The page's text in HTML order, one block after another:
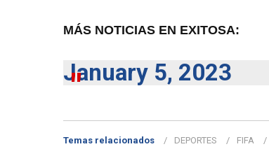
MÁS NOTICIAS EN EXITOSA:
January 5, 2023
Temas relacionados DEPORTES FIFA